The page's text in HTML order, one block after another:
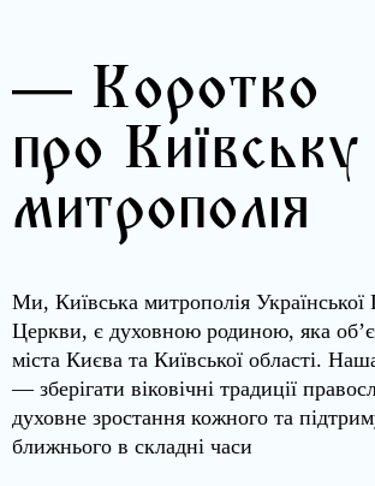
— Коротко
про Київську
митрополія
Ми, Київська митрополія Української
Церкви, є духовною родиною, яка
міста Києва та Київської області.
— зберігати віковічні традиції
духовне зростання кожного та
ближнього в складні часи